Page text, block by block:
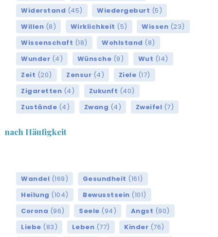
Widerstand (45) Wiedergeburt (5)
Willen (8) Wirklichkeit (5) Wissen (23)
Wissenschaft (18) Wohlstand (8)
Wunder (4) Wünsche (9) Wut (14)
Zeit (20) Zensur (4) Ziele (17)
Zigaretten (4) Zukunft (40)
Zustände (4) Zwang (4) Zweifel (7)
nach Häufigkeit
Wandel (169) Gesundheit (161)
Heilung (104) Bewusstsein (101)
Corona (96) Seele (94) Angst (90)
Liebe (83) Leben (77) Kinder (76)